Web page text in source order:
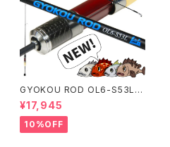
GYOKOU ROD OL6-S53L
【おり釣具×レベロク】漁港ロッ
ド
¥17,945
10%OFF